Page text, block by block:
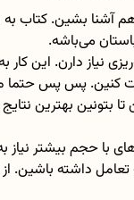
دهم آشنا بشین.
می‌باشه.
نیاز دارن. این
کنین. پس پس حتما
تا بتونین بهترین
حجم بیشتر نیاز به
داشته باشین.